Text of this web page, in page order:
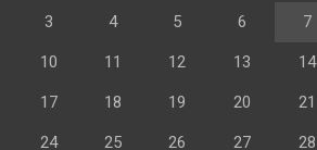
3 4 5 6 7
10 11 12 13 14
17 18 19 20 21
24 25 26 27 28